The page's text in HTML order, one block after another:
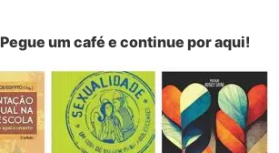
Pegue um café e continue por aqui!